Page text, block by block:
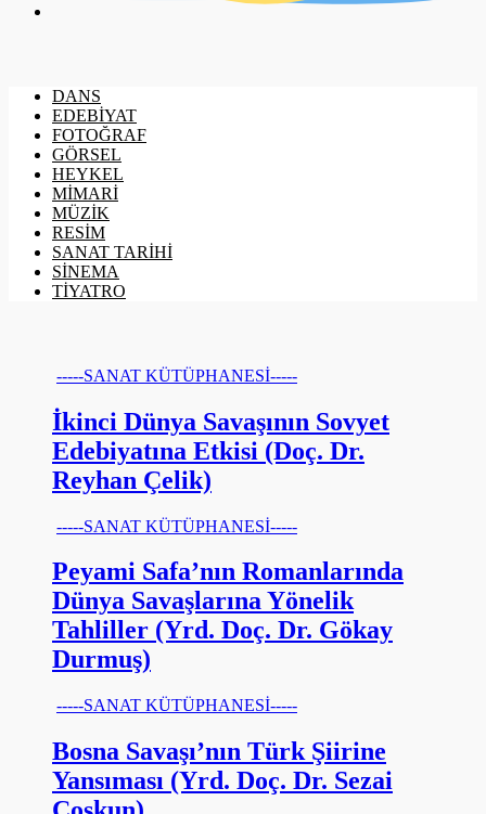
DANS
EDEBİYAT
FOTOĞRAF
GÖRSEL
HEYKEL
MİMARİ
MÜZİK
RESİM
SANAT TARİHİ
SİNEMA
TİYATRO
-----SANAT KÜTÜPHANESİ-----
İkinci Dünya Savaşının Sovyet
Edebiyatına Etkisi (Doç. Dr.
Reyhan Çelik)
-----SANAT KÜTÜPHANESİ-----
Peyami Safa’nın Romanlarında
Dünya Savaşlarına Yönelik
Tahliller (Yrd. Doç. Dr. Gökay
Durmuş)
-----SANAT KÜTÜPHANESİ-----
Bosna Savaşı’nın Türk Şiirine
Yansıması (Yrd. Doç. Dr. Sezai